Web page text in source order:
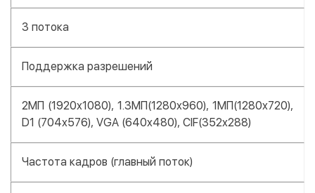
3 потока
Поддержка разрешений
2МП (1920x1080), 1.3MП(1280x960), 1МП(1280x720),
D1 (704x576), VGA (640x480), CIF(352x288)
Частота кадров (главный поток)